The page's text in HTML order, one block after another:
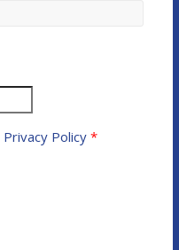
Privacy Policy*